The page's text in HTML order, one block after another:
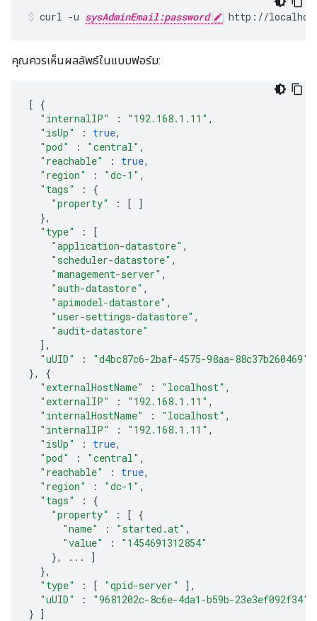
curl -u sysAdminEmail:password http://
คุณควรเห็นผลลัพธ์ในแบบฟอร์ม:
[ {
"internalIP"
: "192.168.1.11" ,
"isUp"
: true,
"pod"
: "central" ,
"reachable"
: true,
"region"
: "dc-1" ,
"tags"
:
{
"property"
: [
]
},
"type"
:
[
"application-datastore" ,
"scheduler-datastore" ,
"management-server" ,
"auth-datastore" ,
"apimodel-datastore" ,
"user-settings-datastore" ,
"audit-datastore"
],
"uUID"
:
"d4bc87c6-2baf-4575-98aa-88c37b260469"
},
{
"externalHostName"
: "localhost" ,
"externalIP"
: "192.168.1.11" ,
"internalHostName"
: "localhost" ,
"internalIP"
: "192.168.1.11" ,
"isUp"
: true,
"pod"
: "central" ,
"reachable"
: true,
"region"
: "dc-1" ,
"tags"
:
{
"property"
: [ {
"name"
: "started.at" ,
"value"
:
"1454691312854"
},
...
]
},
"type"
: [ "qpid-server"
],
"uUID"
:
"9681202c-8c6e-4da1-b59b-23e3ef092f34"
} ]